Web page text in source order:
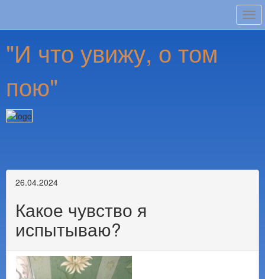
"И что увижу, о том
пою"
26.04.2024
Какое чувство я
испытываю?